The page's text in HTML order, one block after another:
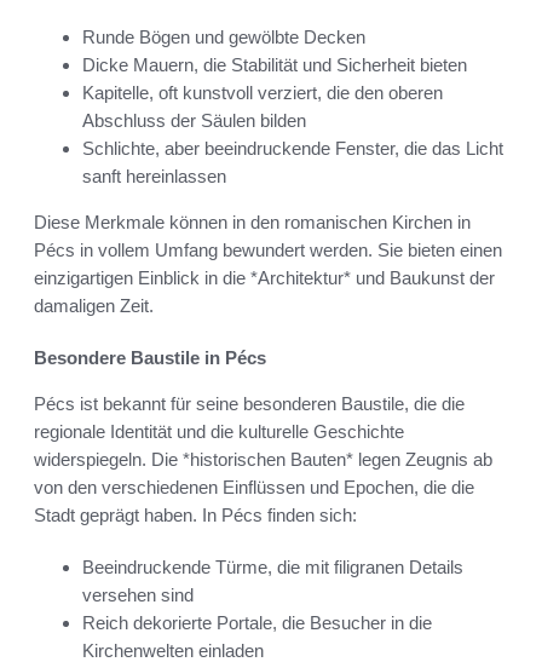
Runde Bögen und gewölbte Decken
Dicke Mauern, die Stabilität und Sicherheit bieten
Kapitelle, oft kunstvoll verziert, die den oberen
Abschluss der Säulen bilden
Schlichte, aber beeindruckende Fenster, die das Licht
sanft hereinlassen
Diese Merkmale können in den romanischen Kirchen in
Pécs in vollem Umfang bewundert werden. Sie bieten einen
einzigartigen Einblick in die *Architektur* und Baukunst der
damaligen Zeit.
Besondere Baustile in Pécs
Pécs ist bekannt für seine besonderen Baustile, die die
regionale Identität und die kulturelle Geschichte
widerspiegeln. Die *historischen Bauten* legen Zeugnis ab
von den verschiedenen Einflüssen und Epochen, die die
Stadt geprägt haben. In Pécs finden sich:
Beeindruckende Türme, die mit filigranen Details
versehen sind
Reich dekorierte Portale, die Besucher in die
Kirchenwelten einladen